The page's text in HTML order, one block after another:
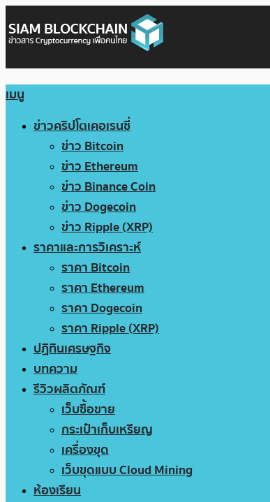
เมนู
ข่าวคริปโตเคอเรนซี่
ข่าว Bitcoin
ข่าว Ethereum
ข่าว Binance Coin
ข่าว Dogecoin
ข่าว Ripple (XRP)
ราคาและการวิเคราะห์
ราคา Bitcoin
ราคา Ethereum
ราคา Dogecoin
ราคา Ripple (XRP)
ปฏิทินเศรษฐกิจ
บทความ
รีวิวผลิตภัณฑ์
เว็บซื้อขาย
กระเป๋าเก็บเหรียญ
เครื่องขุด
เว็บขุดแบบ Cloud Mining
ห้องเรียน